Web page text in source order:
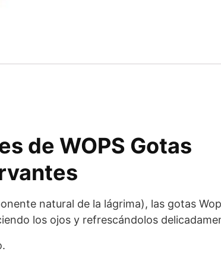
de WOPS Gotas
natural de la lágrima), las gotas
los ojos y refrescándolos